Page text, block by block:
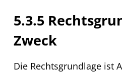
5.3.5
Zweck
Die Rechtsgrundlage ist